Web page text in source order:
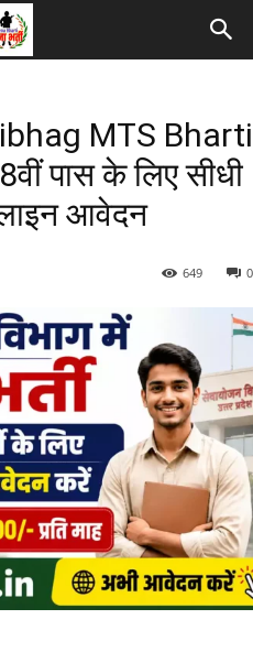
MTS Bharti
पास के लिए सीधी
आवेदन
0
649